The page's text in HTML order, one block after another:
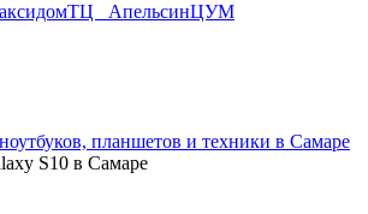
ТЦ АпельсинЦУМ
планшетов и техники в Самаре
S10 в Самаре